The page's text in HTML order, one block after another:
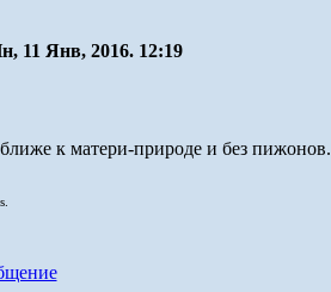
11 Янв, 2016. 12:19
к матери-природе и без пижонов.